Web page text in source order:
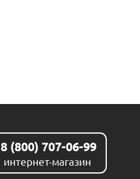
8 (800) 707-06-99
интернет-магазин